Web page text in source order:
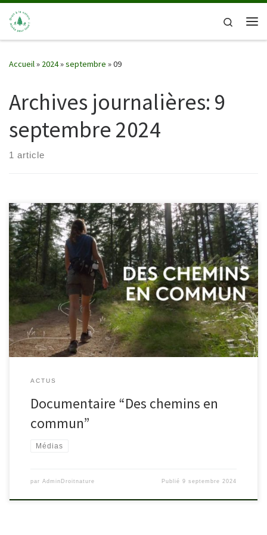
Passer au contenu
Search
Accueil» 2024»septembre »09
Archives journalières: 9
septembre 2024
1 article
Film documentaire réalisé par : Laurent Bouit – Maison de
production : Caméra One Télévision / France Télévisionsdiffusé le
05/09/2024 à 22h55 Disponible jusqu’au 05/09/2025 Des
centaines de milliers de kilomètres de chemins ruraux ont disparu
en France depuis les années 60. Aujourd’hui, la question de notre
liberté de circulation se pose souvent […]
ACTUS
Documentaire “Des chemins en
commun”
Médias
par AdminDroitnature Publié9 septembre 2024